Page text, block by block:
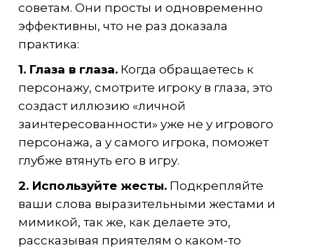
советам. Они просты и одновременно
эффективны, что не раз доказала
практика:
1. Глаза в глаза.Когда обращаетесь к
персонажу, смотрите игроку в глаза, это
создаст иллюзию «личной
заинтересованности» уже не у игрового
персонажа, а у самого игрока, поможет
глубже втянуть его в игру.
2. Используйте жесты.Подкрепляйте
ваши слова выразительными жестами и
мимикой, так же, как делаете это,
рассказывая приятелям о каком-то